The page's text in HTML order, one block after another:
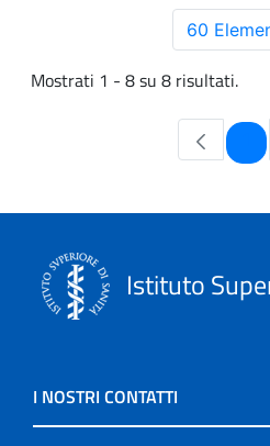
60
Mostrati 1 - 8 su 8 risultati.
Istituto
I NOSTRI CONTATTI